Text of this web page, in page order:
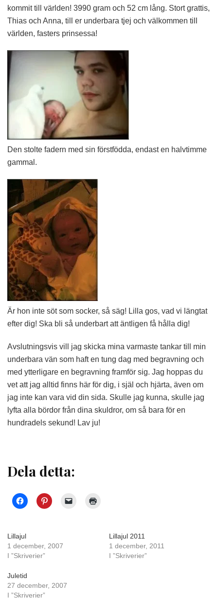
kommit till världen! 3990 gram och 52 cm lång. Stort grattis,
Thias och Anna, till er underbara tjej och välkommen till
världen, fasters prinsessa!
Den stolte fadern med sin förstfödda, endast en halvtimme
gammal.
Är hon inte söt som socker, så säg! Lilla gos, vad vi längtat
efter dig! Ska bli så underbart att äntligen få hålla dig!
Avslutningsvis vill jag skicka mina varmaste tankar till min
underbara vän som haft en tung dag med begravning och
med ytterligare en begravning framför sig. Jag hoppas du
vet att jag alltid finns här för dig, i själ och hjärta, även om
jag inte kan vara vid din sida. Skulle jag kunna, skulle jag
lyfta alla bördor från dina skuldror, om så bara för en
hundradels sekund! Lav ju!
Dela detta:
Lillajul
1 december, 2007
I ”Skriverier”
Lillajul 2011
1 december, 2011
I ”Skriverier”
Juletid
27 december, 2007
I ”Skriverier”